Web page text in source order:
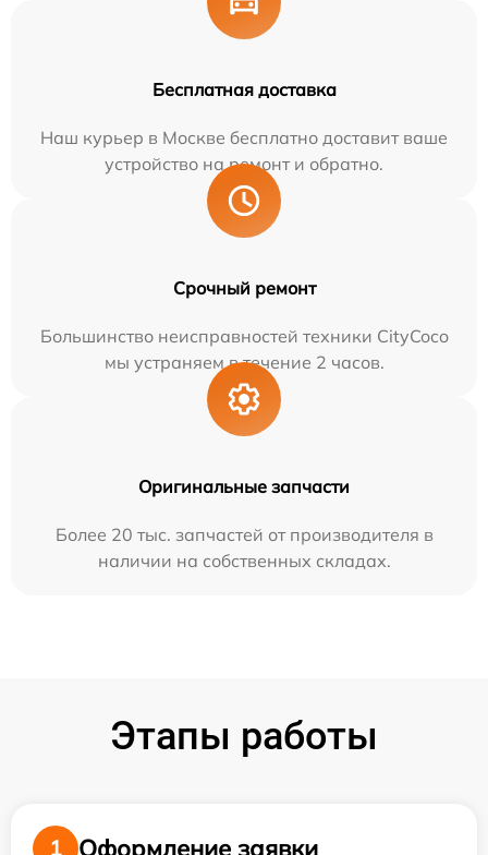
Бесплатная доставка
Наш курьер в Москве бесплатно доставит ваше
устройство на ремонт и обратно.
Срочный ремонт
Большинство неисправностей техники CityCoco
мы устраняем в течение 2 часов.
Оригинальные запчасти
Более 20 тыс. запчастей от производителя в
наличии на собственных складах.
Этапы работы
1
Оформление заявки